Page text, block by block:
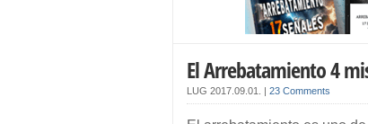
El Arrebatamiento 4
LUG 2017.09.01. | 23 Comments